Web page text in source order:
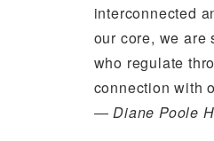
interconnected
our core, we are
who regulate
connection with
―Diane Poole